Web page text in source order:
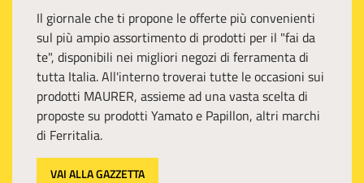
Il giornale che ti propone le offerte più convenienti
sul più ampio assortimento di prodotti per il "fai da
te", disponibili nei migliori negozi di ferramenta di
tutta Italia. All'interno troverai tutte le occasioni sui
prodotti MAURER, assieme ad una vasta scelta di
proposte su prodotti Yamato e Papillon, altri marchi
di Ferritalia.
VAI ALLA GAZZETTA